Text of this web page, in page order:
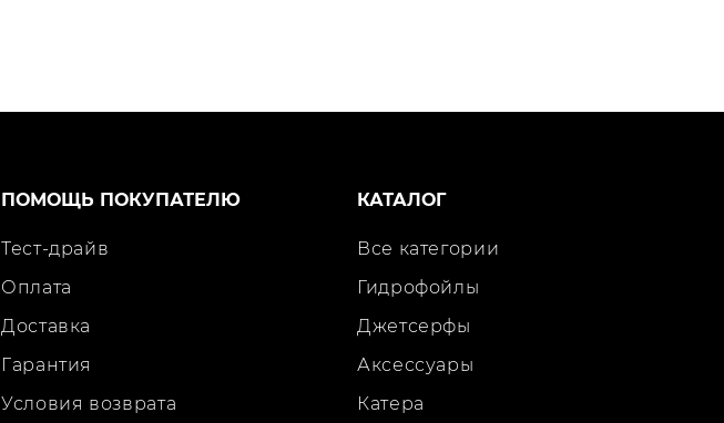
ПОМОЩЬ ПОКУПАТЕЛЮ
Тест-драйв
Оплата
Доставка
Гарантия
Условия возврата
КАТАЛОГ
Все категории
Гидрофойлы
Джетсерфы
Аксессуары
Катера